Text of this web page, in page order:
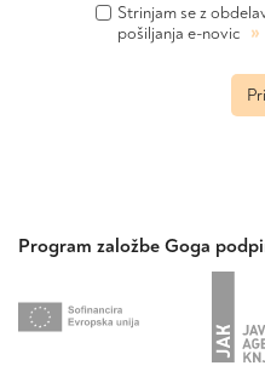
Strinjam se z
pošiljanja e-novic »
Program založbe Goga